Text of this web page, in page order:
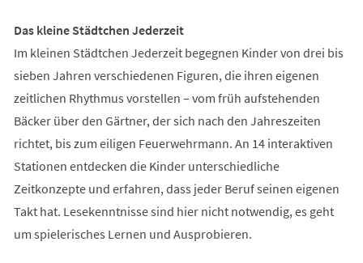
Das kleine Städtchen Jederzeit
Im kleinen Städtchen Jederzeit begegnen Kinder von drei bis
sieben Jahren verschiedenen Figuren, die ihren eigenen
zeitlichen Rhythmus vorstellen – vom früh aufstehenden
Bäcker über den Gärtner, der sich nach den Jahreszeiten
richtet, bis zum eiligen Feuerwehrmann. An 14 interaktiven
Stationen entdecken die Kinder unterschiedliche
Zeitkonzepte und erfahren, dass jeder Beruf seinen eigenen
Takt hat. Lesekenntnisse sind hier nicht notwendig, es geht
um spielerisches Lernen und Ausprobieren.